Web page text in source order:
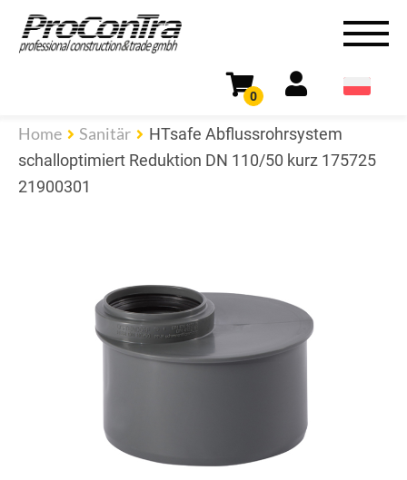
0
Home Sanitär
HTsafe Abflussrohrsystem
schalloptimiert Reduktion DN 110/50 kurz 175725
21900301